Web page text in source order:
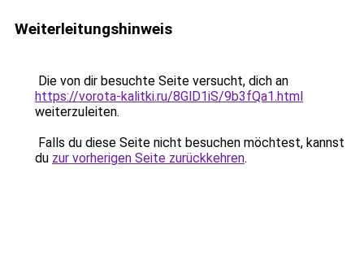
Weiterleitungshinweis
Die von dir besuchte Seite versucht, dich an
https://vorota-kalitki.ru/8GlD1iS/9b3fQa1.html
weiterzuleiten.
Falls du diese Seite nicht besuchen möchtest, kannst
du zur vorherigen Seite zurückkehren.